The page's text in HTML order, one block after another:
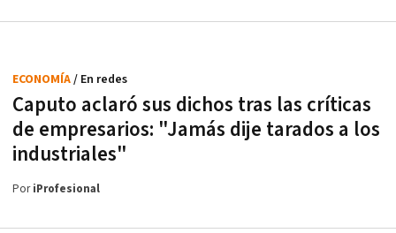
Caputo aclaró sus dichos tras las críticas
de empresarios: "Jamás dije tarados a los
industriales"
ECONOMÍA/ En redes
PoriProfesional